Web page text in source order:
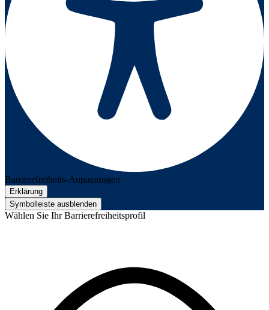
Barrierefreiheits-Anpassungen
Erklärung
Symbolleiste ausblenden
Wählen Sie Ihr Barrierefreiheitsprofil